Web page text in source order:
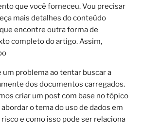
que você forneceu. Vou precisar
mais detalhes do conteúdo
encontre outra forma de
completo do artigo. Assim,
um problema ao tentar buscar a
dos documentos carregados.
criar um post com base no tópico
o tema do uso de dados em
e como isso pode ser relaciona